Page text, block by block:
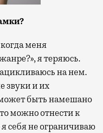
меня
я теряюсь.
на нем.
звуки и их
быть намешано
можно отнести к
себя не ограничиваю